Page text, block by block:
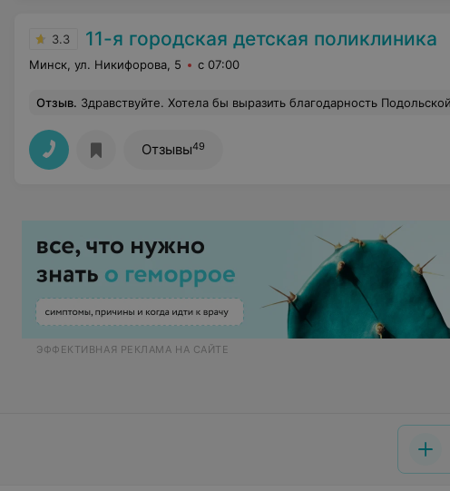
3.3 11-я городская детская поликлиника
Минск, ул. Никифорова, 5 с 07:00
Отзыв. Здравствуйте. Хотела бы выразить благодарность Подольской Т.С. за профессионализм и лечение моего сына. Доктор быстро нашла язык с моим ребенком и осмотр проходил без стресса, всегда все подробно объясняет и отвечает на все вопросы. Очень понравился
Отзывы49
ЭФФЕКТИВНАЯ РЕКЛАМА НА САЙТЕ